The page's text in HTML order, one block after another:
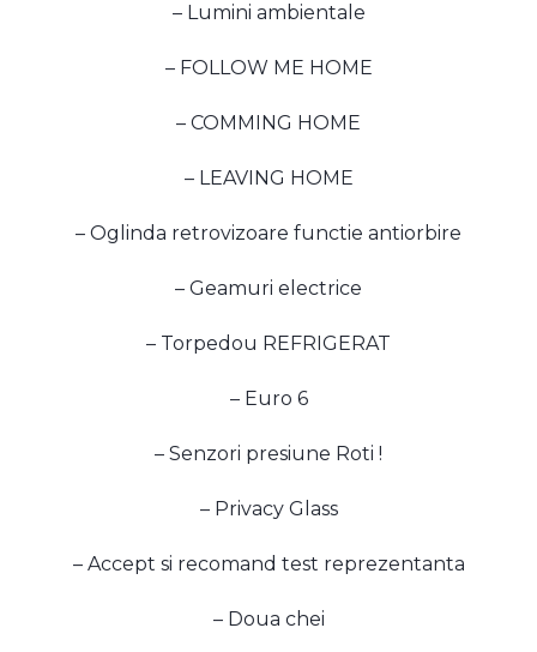
– Lumini ambientale
– FOLLOW ME HOME
– COMMING HOME
– LEAVING HOME
– Oglinda retrovizoare functie antiorbire
– Geamuri electrice
– Torpedou REFRIGERAT
– Euro 6
– Senzori presiune Roti !
– Privacy Glass
– Accept si recomand test reprezentanta
– Doua chei